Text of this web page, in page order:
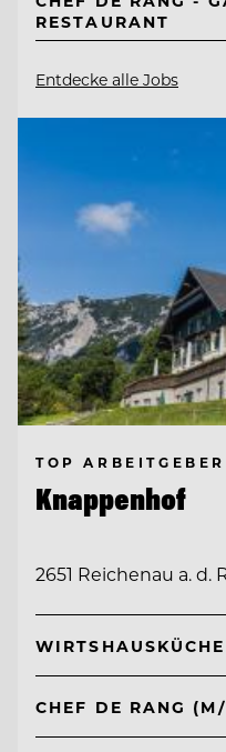
RESTAURANT
Entdecke alle Jobs
TOP ARBEITGEBER
Knappenhof
2651 Reichenau a. d.
CHEF DE RANG